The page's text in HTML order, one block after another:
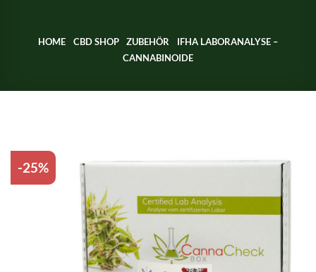
HOME CBD SHOP ZUBEHÖR
IFHA LABORANALYSE –
CANNABINOIDE
-25%